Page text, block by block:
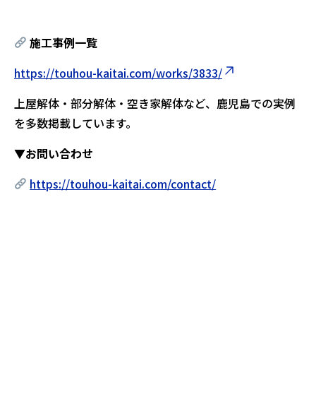
施工事例一覧
https://touhou-kaitai.com/works/3833/
上屋解体・部分解体・空き家解体など、鹿児島での実例
を多数掲載しています。
▼お問い合わせ
https://touhou-kaitai.com/contact/